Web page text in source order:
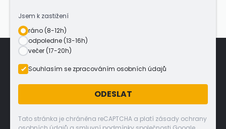
Jsem k zastižení
ráno (8-12h)
odpoledne (13-16h)
večer (17-20h)
Souhlasím se zpracováním osobních údajů
ODESLAT
Tato stránka je chráněna reCAPTCHA a platí zásady ochrany